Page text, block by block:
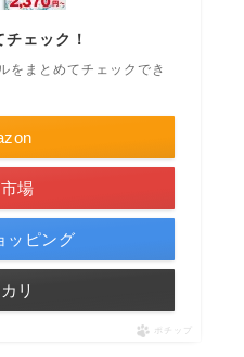
ェック！
をまとめてチェックでき
場
ッピング
リ
ポチップ